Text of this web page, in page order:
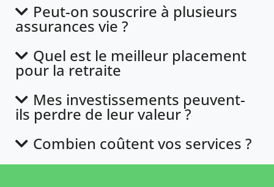
Peut-on souscrire à plusieurs
assurances vie ?
Quel est le meilleur placement
pour la retraite
Mes investissements peuvent-
ils perdre de leur valeur ?
Combien coûtent vos services ?